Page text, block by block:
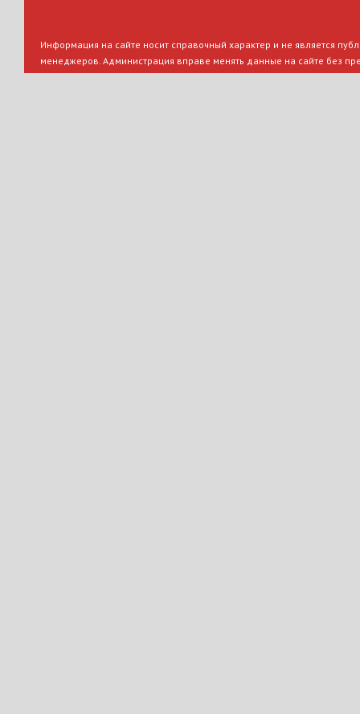
Информация на сайте носит справочный характер и не является
менеджеров. Администрация вправе менять данные на сайте без